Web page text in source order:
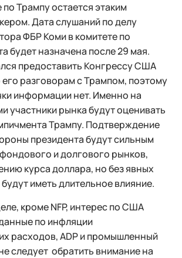
Трампу остается этаким
Дата слушаний по делу
ФБР Коми в комитете по
будет назначена после 29 мая.
предоставить Конгрессу США
разговорам с Трампом, поэтому
информации нет. Именно на
участники рынка будут оценивать
Трампу. Подтверждение
президента будут сильным
и долгового рынков,
курса доллара, но без явных
иметь длительное влияние.
кроме NFP, интерес по США
по инфляции
расходов, ADP и промышленный
следует обратить внимание на